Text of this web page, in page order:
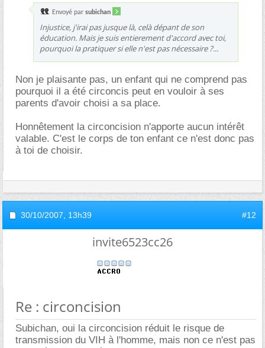
Envoyé par subichan
Injustice, j'irai pas jusque là, celà dépant de son
éducation. Mais je suis entierement d'accord avec toi,
pourquoi la pratiquer si elle n'est pas nécessaire ?...
Non je plaisante pas, un enfant qui ne comprend pas
pourquoi il a été circoncis peut en vouloir à ses
parents d'avoir choisi a sa place.
Honnêtement la circoncision n'apporte aucun intérêt
valable. C'est le corps de ton enfant ce n'est donc pas
à toi de choisir.
30/10/2007, 13h39 #12
invite6523cc26
Re : circoncision
Subichan, oui la circoncision réduit le risque de
transmission du VIH à l'homme, mais non ce n'est pas